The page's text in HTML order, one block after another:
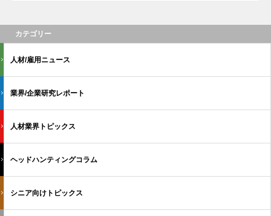
カテゴリー
人材/雇用ニュース
業界/企業研究レポート
人材業界トピックス
ヘッドハンティングコラム
シニア向けトピックス